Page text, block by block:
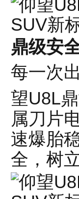
鼎级安
每一次
望U8L
属刀片
速爆胎
全，树